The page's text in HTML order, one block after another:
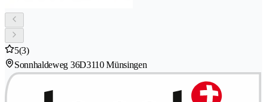
5(3)
Sonnhaldeweg 36D3110 Münsingen